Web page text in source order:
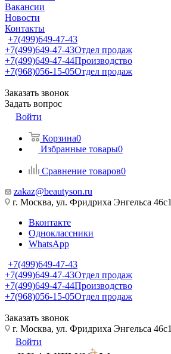
Вакансии
Новости
Контакты
+7(499)649-47-43
+7(499)649-47-43Отдел продаж
+7(499)649-47-44Производство
+7(968)056-15-05Отдел продаж
Заказать звонок
Задать вопрос
Войти
Корзина0
Избранные товары0
Сравнение товаров0
zakaz@beautyson.ru
г. Москва, ул. Фридриха Энгельса 46с1
Вконтакте
Одноклассники
WhatsApp
+7(499)649-47-43
+7(499)649-47-43Отдел продаж
+7(499)649-47-44Производство
+7(968)056-15-05Отдел продаж
Заказать звонок
г. Москва, ул. Фридриха Энгельса 46с1
Войти